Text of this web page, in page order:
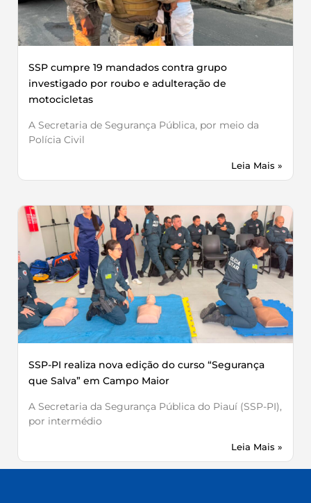
SSP cumpre 19 mandados contra grupo
investigado por roubo e adulteração de
motocicletas
A Secretaria de Segurança Pública, por meio da
Polícia Civil
Leia Mais »
SSP-PI realiza nova edição do curso “Segurança
que Salva” em Campo Maior
A Secretaria da Segurança Pública do Piauí (SSP-PI),
por intermédio
Leia Mais »